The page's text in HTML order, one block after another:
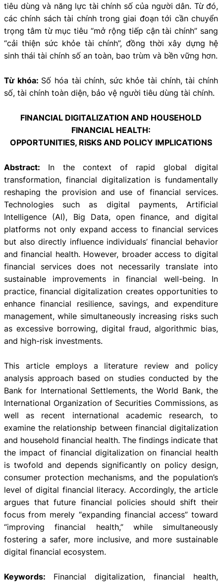
tiêu dùng và năng lực tài chính số của người dân. Từ đó,
các chính sách tài chính trong giai đoạn tới cần chuyển
trọng tâm từ mục tiêu “mở rộng tiếp cận tài chính” sang
“cải thiện sức khỏe tài chính”, đồng thời xây dựng hệ
sinh thái tài chính số an toàn, bao trùm và bền vững hơn.
Từ khóa: Số hóa tài chính, sức khỏe tài chính, tài chính
số, tài chính toàn diện, bảo vệ người tiêu dùng tài chính.
FINANCIAL DIGITALIZATION AND HOUSEHOLD
FINANCIAL HEALTH:
OPPORTUNITIES, RISKS AND POLICY IMPLICATIONS
Abstract: In the context of rapid global digital
transformation, financial digitalization is fundamentally
reshaping the provision and use of financial services.
Technologies such as digital payments, Artificial
Intelligence (AI), Big Data, open finance, and digital
platforms not only expand access to financial services
but also directly influence individuals’ financial behavior
and financial health. However, broader access to digital
financial services does not necessarily translate into
sustainable improvements in financial well-being. In
practice, financial digitalization creates opportunities to
enhance financial resilience, savings, and expenditure
management, while simultaneously increasing risks such
as excessive borrowing, digital fraud, algorithmic bias,
and high-risk investments.
This article employs a literature review and policy
analysis approach based on studies conducted by the
Bank for International Settlements, the World Bank, the
International Organization of Securities Commissions, as
well as recent international academic research, to
examine the relationship between financial digitalization
and household financial health. The findings indicate that
the impact of financial digitalization on financial health
is twofold and depends significantly on policy design,
consumer protection mechanisms, and the population’s
level of digital financial literacy. Accordingly, the article
argues that future financial policies should shift their
focus from merely “expanding financial access” toward
“improving financial health,” while simultaneously
fostering a safer, more inclusive, and more sustainable
digital financial ecosystem.
Keywords: Financial digitalization, financial health,